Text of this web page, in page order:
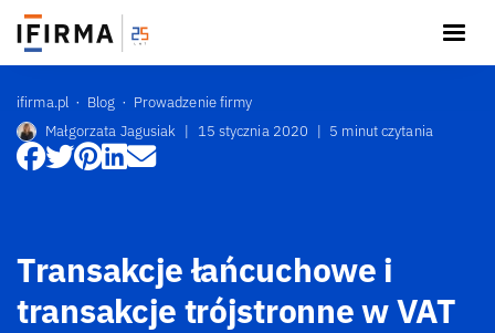
ifirma.pl Blog
Prowadzenie firmy
Małgorzata Jagusiak | 15 stycznia 2020 | 5 minut czytania
Transakcje łańcuchowe i
transakcje trójstronne w VAT